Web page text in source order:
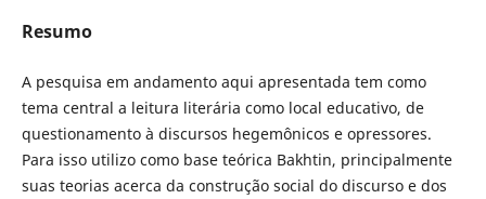
Resumo
A pesquisa em andamento aqui apresentada tem como
tema central a leitura literária como local educativo, de
questionamento à discursos hegemônicos e opressores.
Para isso utilizo como base teórica Bakhtin, principalmente
suas teorias acerca da construção social do discurso e dos